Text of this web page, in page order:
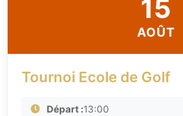
15
AOÛT
Tournoi Ecole de Golf
Départ :13:00